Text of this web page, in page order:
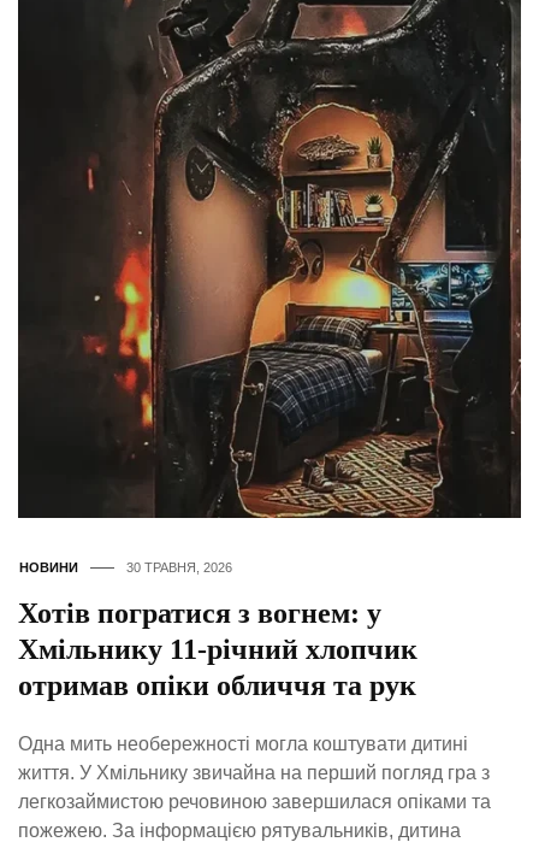
НОВИНИ 30 ТРАВНЯ, 2026
Хотів погратися з вогнем: у
Хмільнику 11-річний хлопчик
отримав опіки обличчя та рук
Одна мить необережності могла коштувати дитині
життя. У Хмільнику звичайна на перший погляд гра з
легкозаймистою речовиною завершилася опіками та
пожежею. За інформацією рятувальників, дитина